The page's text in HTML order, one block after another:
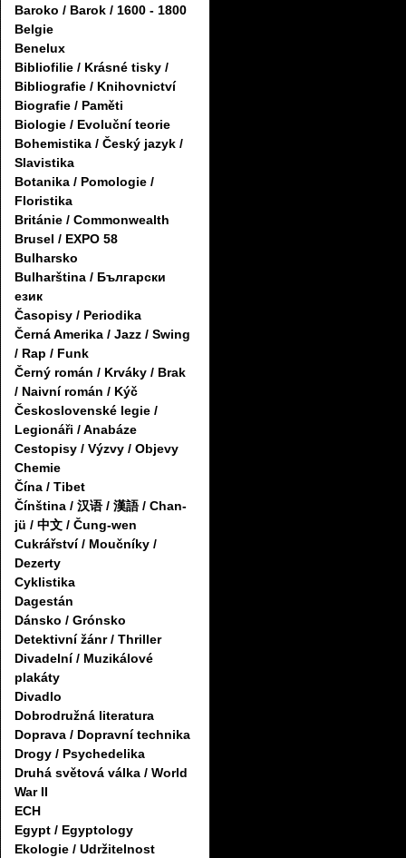
Baroko / Barok / 1600 - 1800
Belgie
Benelux
Bibliofilie / Krásné tisky /
Bibliografie / Knihovnictví
Biografie / Paměti
Biologie / Evoluční teorie
Bohemistika / Český jazyk /
Slavistika
Botanika / Pomologie /
Floristika
Británie / Commonwealth
Brusel / EXPO 58
Bulharsko
Bulharština / Български
език
Časopisy / Periodika
Černá Amerika / Jazz / Swing
/ Rap / Funk
Černý román / Krváky / Brak
/ Naivní román / Kýč
Československé legie /
Legionáři / Anabáze
Cestopisy / Výzvy / Objevy
Chemie
Čína / Tibet
Čínština / 汉语 / 漢語 / Chan-
jü / 中文 / Čung-wen
Cukrářství / Moučníky /
Dezerty
Cyklistika
Dagestán
Dánsko / Grónsko
Detektivní žánr / Thriller
Divadelní / Muzikálové
plakáty
Divadlo
Dobrodružná literatura
Doprava / Dopravní technika
Drogy / Psychedelika
Druhá světová válka / World
War II
ECH
Egypt / Egyptology
Ekologie / Udržitelnost